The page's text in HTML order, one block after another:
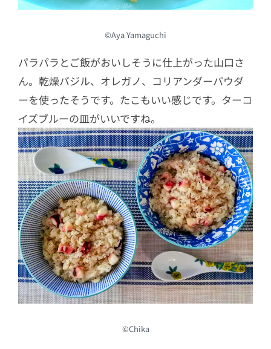
©Aya Yamaguchi
パラパラとご飯がおいしそうに仕上がった山口さ
ん。乾燥バジル、オレガノ、コリアンダーパウダ
ーを使ったそうです。たこもいい感じです。ターコ
イズブルーの皿がいいですね。
©Chika